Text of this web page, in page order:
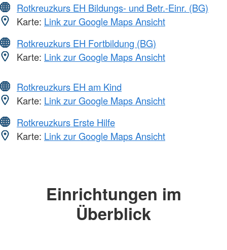
Rotkreuzkurs EH Bildungs- und Betr.-Einr. (BG)
Karte: Link zur Google Maps Ansicht
Rotkreuzkurs EH Fortbildung (BG)
Karte: Link zur Google Maps Ansicht
Rotkreuzkurs EH am Kind
Karte: Link zur Google Maps Ansicht
Rotkreuzkurs Erste Hilfe
Karte: Link zur Google Maps Ansicht
Einrichtungen im
Überblick